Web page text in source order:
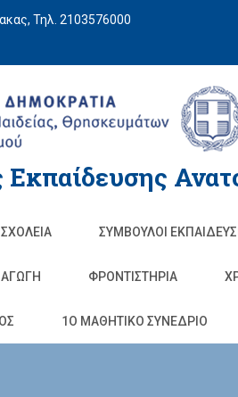
Τηλ. 2103576000
ΣΧΟΛΕΊΑ ΣΥΜΒΟΥΛΟΙ
ΦΡΟΝΤΙΣΤΉΡΙΑ
1O ΜΑΘΗΤΙΚΟ ΣΥΝΕΔΡΙΟ